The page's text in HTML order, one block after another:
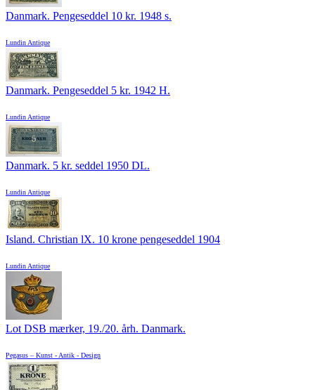
Danmark. Pengeseddel 10 kr. 1948 s.
Lundin Antique
Danmark. Pengeseddel 5 kr. 1942 H.
Lundin Antique
Danmark. 5 kr. seddel 1950 DL.
Lundin Antique
Island. Christian lX. 10 krone pengeseddel 1904
Lundin Antique
Lot DSB mærker, 19./20. årh. Danmark.
Pegasus – Kunst - Antik - Design